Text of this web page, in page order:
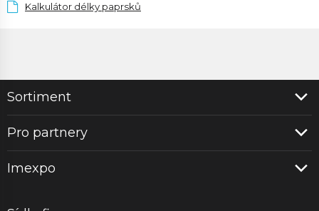
Kalkulátor délky paprsků
Sortiment
Pro partnery
Imexpo